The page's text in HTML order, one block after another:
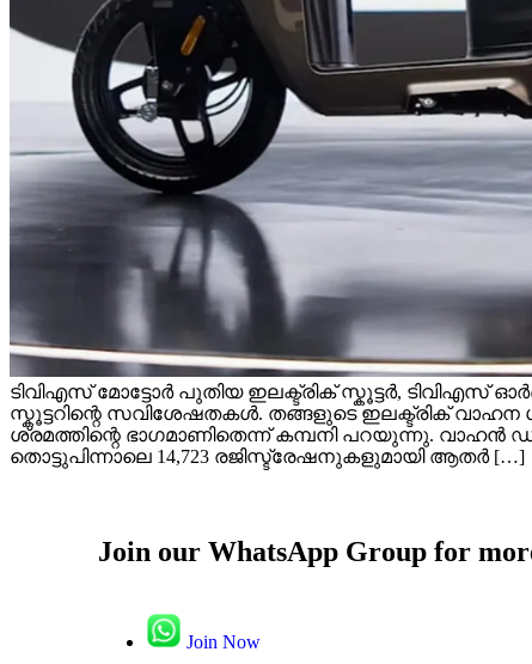
ടിവിഎസ് മോട്ടോർ പുതിയ ഇലക്ട്രിക് സ്കൂട്ടർ, ടിവിഎസ്
സ്കൂട്ടറിന്റെ സവിശേഷതകൾ. തങ്ങളുടെ ഇലക്ട്രിക് വാഹന
ശ്രമത്തിന്റെ ഭാഗമാണിതെന്ന് കമ്പനി പറയുന്നു. വാഹൻ
തൊട്ടുപിന്നാലെ 14,723 രജിസ്ട്രേഷനുകളുമായി ആതർ […]
Join our WhatsApp Group for
Join Now